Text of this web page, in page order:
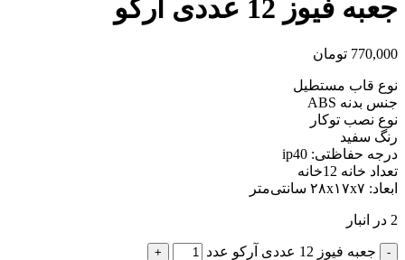
جعبه فیوز 12 عددی آرکو
770,000 تومان
نوع قاب مستطیل
جنس بدنه ABS
نوع نصب توکار
رنگ سفید
درجه حفاظتی: ip40
تعداد خانه 12خانه
ابعاد: ۲۸x۱۷x۷ سانتی‌متر
2 در انبار
جعبه فیوز 12 عددی آرکو عدد